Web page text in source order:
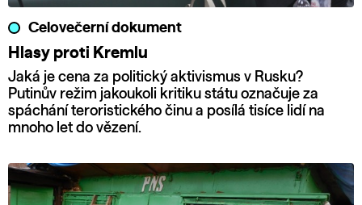
Celovečerní dokument
Hlasy proti Kremlu
Jaká je cena za politický aktivismus v Rusku?
Putinův režim jakoukoli kritiku státu označuje za
spáchání teroristického činu a posílá tisíce lidí na
mnoho let do vězení.